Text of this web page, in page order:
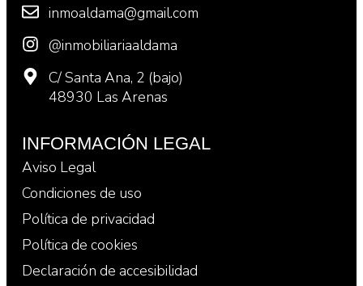
inmoaldama@gmail.com
@inmobiliariaaldama
C/ Santa Ana, 2 (bajo)
48930 Las Arenas
INFORMACIÓN LEGAL
Aviso Legal
Condiciones de uso
Política de privacidad
Política de cookies
Declaración de accesibilidad